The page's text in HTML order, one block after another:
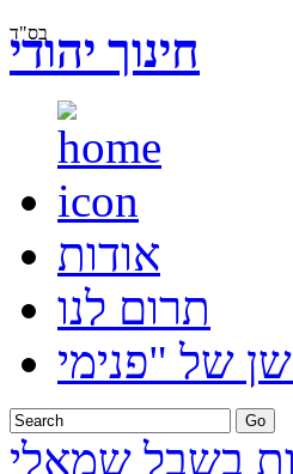
בס"ד
חינוך יהודי
אודות
תרום לנו